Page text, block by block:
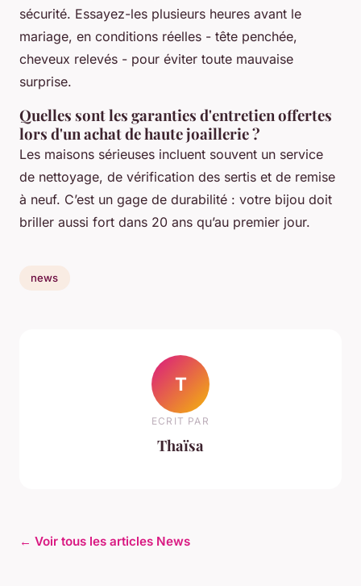
sécurité. Essayez-les plusieurs heures avant le
mariage, en conditions réelles - tête penchée,
cheveux relevés - pour éviter toute mauvaise
surprise.
Quelles sont les garanties d'entretien offertes
lors d'un achat de haute joaillerie ?
Les maisons sérieuses incluent souvent un service
de nettoyage, de vérification des sertis et de remise
à neuf. C’est un gage de durabilité : votre bijou doit
briller aussi fort dans 20 ans qu’au premier jour.
news
T
ECRIT PAR
Thaïsa
← Voir tous les articles News